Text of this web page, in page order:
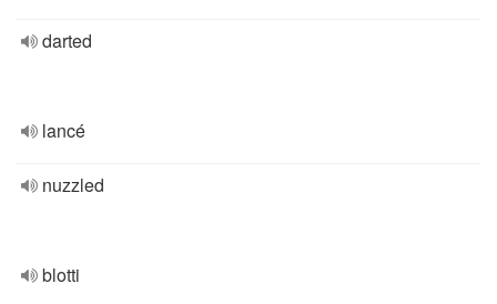
darted
lancé
nuzzled
blotti